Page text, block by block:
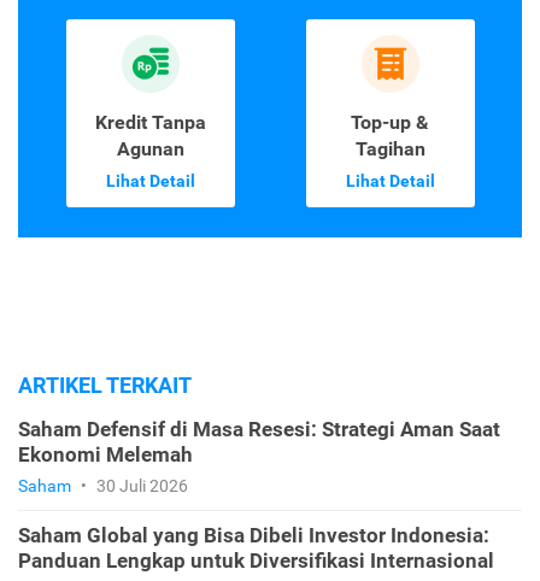
Kredit Tanpa
Agunan
Lihat Detail
Top-up &
Tagihan
Lihat Detail
ARTIKEL TERKAIT
Saham Defensif di Masa Resesi: Strategi Aman Saat
Ekonomi Melemah
Saham • 30 Juli 2026
Saham Global yang Bisa Dibeli Investor Indonesia:
Panduan Lengkap untuk Diversifikasi Internasional